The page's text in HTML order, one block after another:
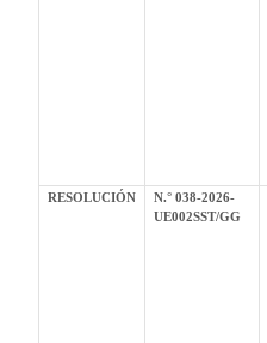
RESOLUCIÓN
N.° 038-2026-
UE002SST/GG